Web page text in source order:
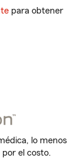
para obtener
lo menos
el costo.